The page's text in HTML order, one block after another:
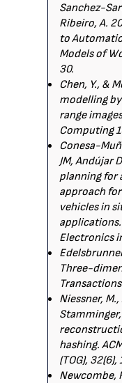
Sanchez-
Ribeiro, A.
to
Models of
30.
Chen, Y., &
modelling
range
Computing
Conesa-
JM, Andújar
planning for
approach
vehicles in
Electronics
Three-
Niessner,
hashing.
(TOG), 32(6),
Newcombe,